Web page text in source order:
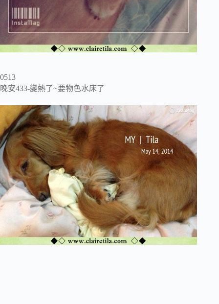
0513
晚安433-變熱了~要物色水床了